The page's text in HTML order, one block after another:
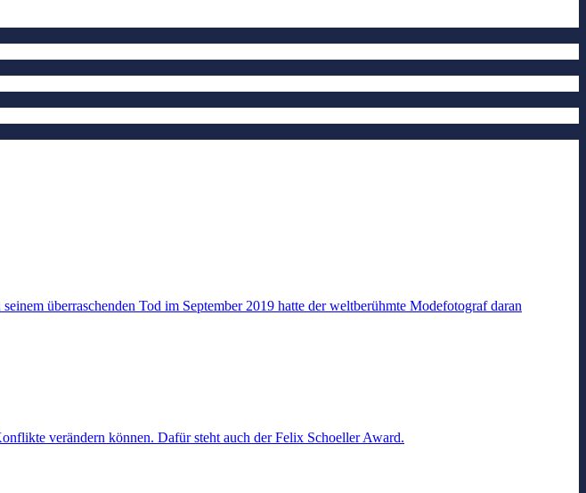
überraschenden Tod im September 2019 hatte der weltberühmte Modefotograf daran
verändern können. Dafür steht auch der Felix Schoeller Award.